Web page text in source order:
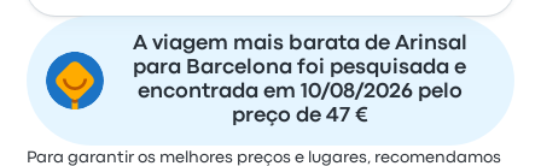
A viagem mais barata de Arinsal
para Barcelona foi pesquisada e
encontrada em 10/08/2026 pelo
preço de 47 €
Para garantir os melhores preços e lugares, recomendamos